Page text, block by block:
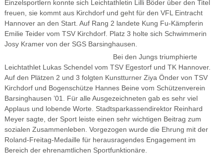
Einzelsportlern konnte sich Leichtathletin Lilli Böder über den Titel
freuen, sie kommt aus Kirchdorf und geht für den VFL Eintracht
Hannover an den Start. Auf Rang 2 landete Kung Fu-Kämpferin
Emilie Teider vom TSV Kirchdorf. Platz 3 holte sich Schwimmerin
Josy Kramer von der SGS Barsinghausen.
Bei den Jungs triumphierte
Leichtathlet Lukas Schendel vom TSV Egestorf und TK Hannover.
Auf den Plätzen 2 und 3 folgten Kunstturner Ziya Önder von TSV
Kirchdorf und Bogenschütze Hannes Beine vom Schützenverein
Barsinghausen ’01. Für alle Ausgezeichneten gab es sehr viel
Applaus und lobende Worte. Stadtsparkassendirektor Reinhard
Meyer sagte, der Sport leiste einen sehr wichtigen Beitrag zum
sozialen Zusammenleben. Vorgezogen wurde die Ehrung mit der
Roland-Freitag-Medaille für herausragendes Engagement im
Bereich der ehrenamtlichen Sportfunktionäre.